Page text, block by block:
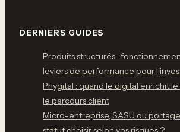
DERNIERS GUIDES
Produits structurés :
leviers de performance pour
Phygital : quand le digital enrichit
le parcours client
Micro-entreprise, SASU ou